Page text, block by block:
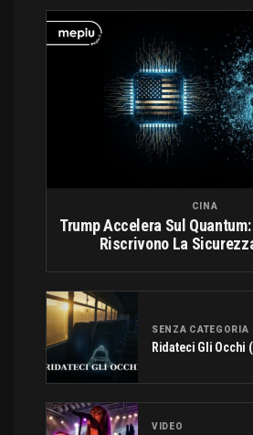
CINA
Trump Accelera Sul
Riscrivono La
SENZA CATEGORIA
Ridateci Gli Occhi
VIDEO